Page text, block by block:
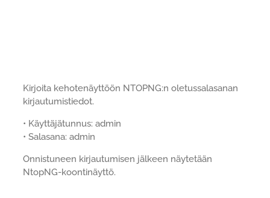
Kirjoita kehotenäyttöön NTOPNG:n oletussalasanan
kirjautumistiedot.
• Käyttäjätunnus: admin
• Salasana: admin
Onnistuneen kirjautumisen jälkeen näytetään
NtopNG-koontinäyttö.